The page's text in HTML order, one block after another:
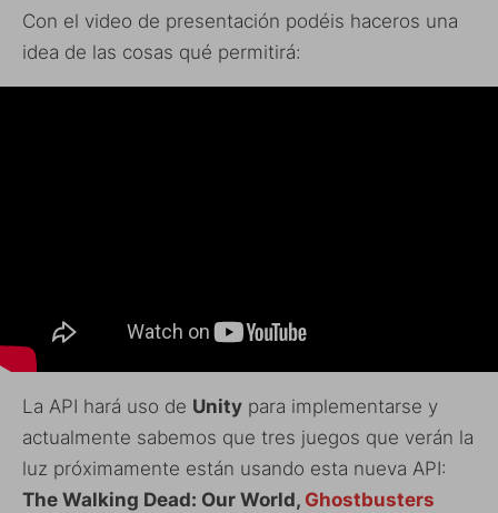
Con el video de presentación podéis haceros una
idea de las cosas qué permitirá:
La API hará uso de Unity para implementarse y
actualmente sabemos que tres juegos que verán la
luz próximamente están usando esta nueva API:
The Walking Dead: Our World, Ghostbusters